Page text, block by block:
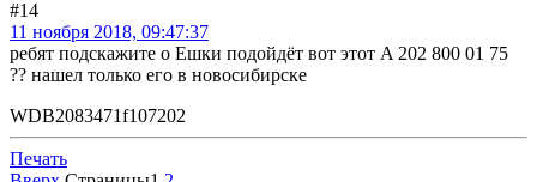
#14
11 ноября 2018, 09:47:37
ребят подскажите о Ешки подойдёт вот этот A 202 800 01 75
?? нашел только его в новосибирске
WDB2083471f107202
Печать